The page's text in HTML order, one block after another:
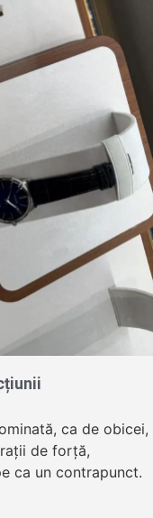
ca de obicei,
de forță,
ca un contrapunct.